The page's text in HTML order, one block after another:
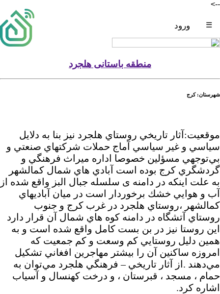
-->
ورود ☰
منطقه باستانی هلجرد
شهرستان: کرج
موقعیت:آثار تاريخي روستاي هلجرد نيز بنا به دلايل
سياسي و غير سياسي آماج حملات شركتهاي صنعتي و
بي‌توجهي مسؤلين خصوصا اداره ميراث فرهنگي و
گردشگري كرج بوده است آبادي هاي شمال كمالشهر
به علت اينكه در دامنه ی سلسله جبال البز واقع شده از
آب و هوايي خشك برخوردار است در ميان آباديهاي
كمالشهر ،روستاي هلجرد در غرب كرج و جنوب
روستاي آتشگاه در دامنه كوه هاي شمال آن قرار دارد
اين روستا نيز در بن بست كامل واقع شده است و به
همين دليل روستايي كم وسعت و كم جمعيت كه
امروزه ساكنين آن را بيشتر مهاجرين افغاني تشكيل
مي‌دهند .از آثار تاريخي – فرهنگي هلجرد مي‌توان به
حمام ، مسجد ، قبرستان ، و درخت كهنسال و آسياب
اشاره كرد.